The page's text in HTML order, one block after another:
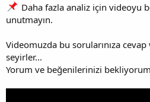
Daha fazla analiz için videoyu
unutmayın.
Videomuzda bu sorularınıza cevap
seyirler...
Yorum ve beğenilerinizi